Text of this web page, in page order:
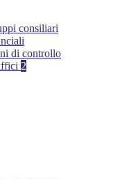
consiliari
di controllo
2